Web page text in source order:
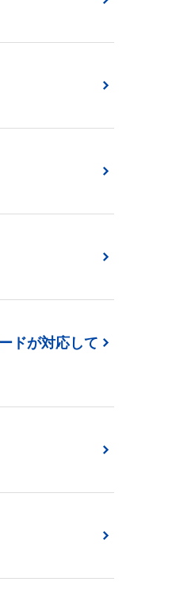
ドが対応して